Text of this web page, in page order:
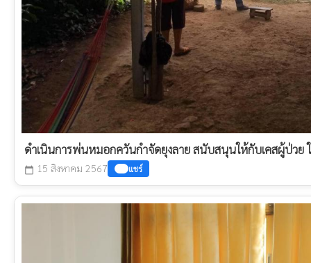
ดำเนินการพ่นหมอกควันกำจัดยุงลาย สนับสนุนให้กับเคสผู้ป่วย
calendar_today 15 สิงหาคม 2567 แชร์